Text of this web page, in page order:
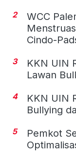
2
WCC
Cindo-
3
KKN UIN
Lawan
4
KKN UIN
Bullying
5
Pemkot